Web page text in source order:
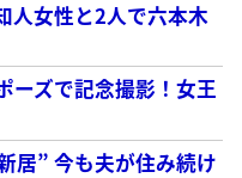
人女性と2人で六本木
ーズで記念撮影！女王
居” 今も夫が住み続け